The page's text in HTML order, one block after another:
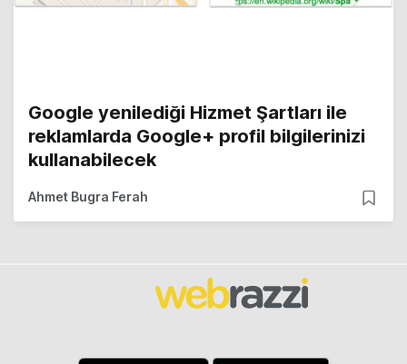
Google yenilediği Hizmet Şartları ile
reklamlarda Google+ profil bilgilerinizi
kullanabilecek
Ahmet Bugra Ferah